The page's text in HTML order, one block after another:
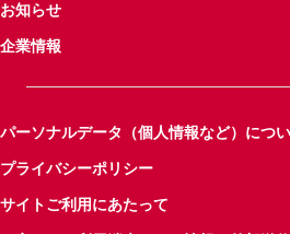
お知らせ
企業情報
パーソナルデータ（個人情報など）につ
プライバシーポリシー
サイトご利用にあたって